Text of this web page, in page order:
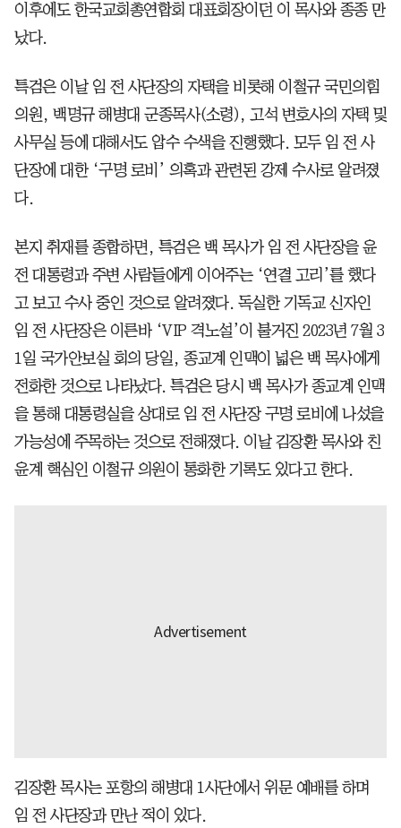
이후에도 한국교회총연합회 대표회장이던 이 목사와 종종 만
났다.
특검은 이날 임 전 사단장의 자택을 비롯해 이철규 국민의힘
의원, 백명규 해병대 군종목사(소령), 고석 변호사의 자택 및
사무실 등에 대해서도 압수 수색을 진행했다. 모두 임 전 사
단장에 대한 ‘구명 로비’ 의혹과 관련된 강제 수사로 알려졌
다.
본지 취재를 종합하면, 특검은 백 목사가 임 전 사단장을 윤
전 대통령과 주변 사람들에게 이어주는 ‘연결 고리’를 했다
고 보고 수사 중인 것으로 알려졌다. 독실한 기독교 신자인
임 전 사단장은 이른바 ‘VIP 격노설’이 불거진 2023년 7월 3
1일 국가안보실 회의 당일, 종교계 인맥이 넓은 백 목사에게
전화한 것으로 나타났다. 특검은 당시 백 목사가 종교계 인맥
을 통해 대통령실을 상대로 임 전 사단장 구명 로비에 나섰을
가능성에 주목하는 것으로 전해졌다. 이날 김장환 목사와 친
윤계 핵심인 이철규 의원이 통화한 기록도 있다고 한다.
김장환 목사는 포항의 해병대 1사단에서 위문 예배를 하며
임 전 사단장과 만난 적이 있다.